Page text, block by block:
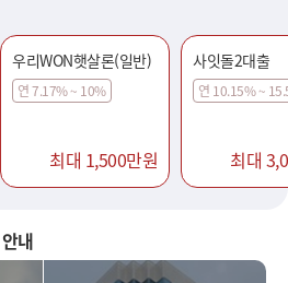
우리WON햇살론(일반)
연 7.17% ~ 10%
최대 1,500만원
사잇돌2대출
연 10.15% ~
최대
내